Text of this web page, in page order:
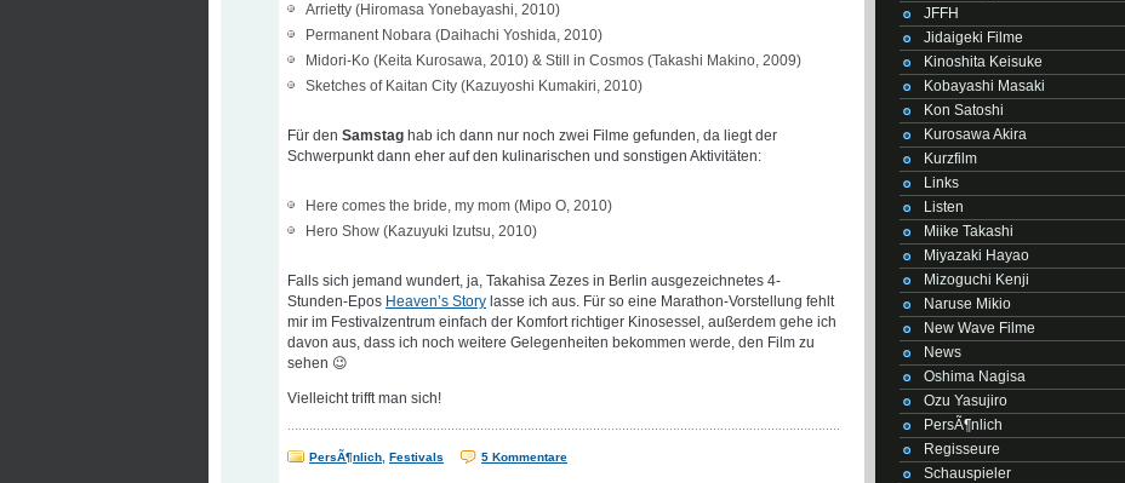
Arrietty (Hiromasa Yonebayashi, 2010)
Permanent Nobara (Daihachi Yoshida, 2010)
Midori-Ko (Keita Kurosawa, 2010) & Still in Cosmos (Takashi Makino, 2009)
Sketches of Kaitan City (Kazuyoshi Kumakiri, 2010)
Für den Samstag hab ich dann nur noch zwei Filme gefunden, da liegt der
Schwerpunkt dann eher auf den kulinarischen und sonstigen Aktivitäten:
Here comes the bride, my mom (Mipo O, 2010)
Hero Show (Kazuyuki Izutsu, 2010)
Falls sich jemand wundert, ja, Takahisa Zezes in Berlin ausgezeichnetes 4-
Stunden-Epos Heaven’s Story lasse ich aus. Für so eine Marathon-Vorstellung fehlt
mir im Festivalzentrum einfach der Komfort richtiger Kinosessel, außerdem gehe ich
davon aus, dass ich noch weitere Gelegenheiten bekommen werde, den Film zu
sehen 😉
Vielleicht trifft man sich!
PersÃ¶nlich Festivals 5 Kommentare
JFFH
Jidaigeki Filme
Kinoshita Keisuke
Kobayashi Masaki
Kon Satoshi
Kurosawa Akira
Kurzfilm
Links
Listen
Miike Takashi
Miyazaki Hayao
Mizoguchi Kenji
Naruse Mikio
New Wave Filme
News
Oshima Nagisa
Ozu Yasujiro
PersÃ¶nlich
Regisseure
Schauspieler